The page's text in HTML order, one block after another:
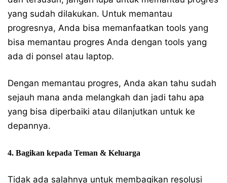
yang sudah dilakukan. Untuk memantau
progresnya, Anda bisa memanfaatkan tools yang
bisa memantau progres Anda dengan tools yang
ada di ponsel atau laptop.
Dengan memantau progres, Anda akan tahu sudah
sejauh mana anda melangkah dan jadi tahu apa
yang bisa diperbaiki atau dilanjutkan untuk ke
depannya.
4. Bagikan kepada Teman & Keluarga
Tidak ada salahnya untuk membagikan resolusi